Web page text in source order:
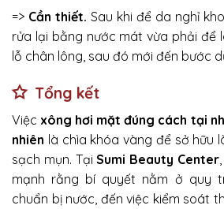
=> Cần thiết. Sau khi để da nghỉ
rửa lại bằng nước mát vừa phải để
lỗ chân lông, sau đó mới đến bước
Tổng kết
Việc xông hơi mặt đúng cách tại
nhiên là chìa khóa vàng để sở hữu
sạch mụn. TạiSumi Beauty Center
mạnh rằng bí quyết nằm ở quy
chuẩn bị nước, đến việc kiểm soát